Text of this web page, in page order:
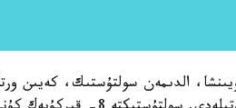
الدىمەن سولتۇستىك، كەيىن